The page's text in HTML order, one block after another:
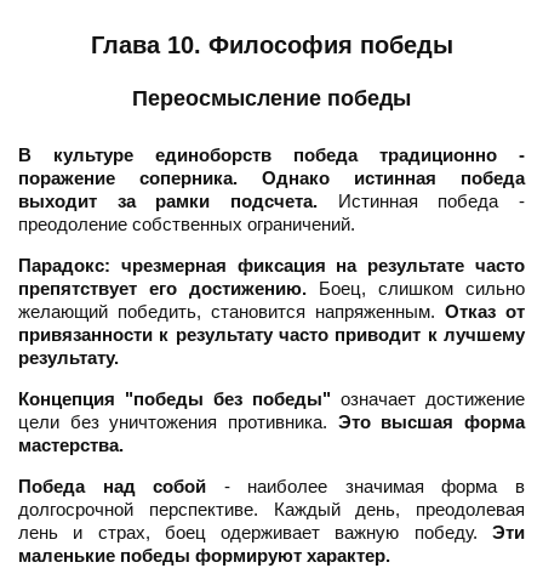
Глава 10. Философия победы
Переосмысление победы
В культуре единоборств победа традиционно -
поражение соперника. Однако истинная победа
выходит за рамки подсчета. Истинная победа -
преодоление собственных ограничений.
Парадокс: чрезмерная фиксация на результате часто
препятствует его достижению. Боец, слишком сильно
желающий победить, становится напряженным. Отказ от
привязанности к результату часто приводит к лучшему
результату.
Концепция "победы без победы" означает достижение
цели без уничтожения противника. Это высшая форма
мастерства.
Победа над собой - наиболее значимая форма в
долгосрочной перспективе. Каждый день, преодолевая
лень и страх, боец одерживает важную победу. Эти
маленькие победы формируют характер.